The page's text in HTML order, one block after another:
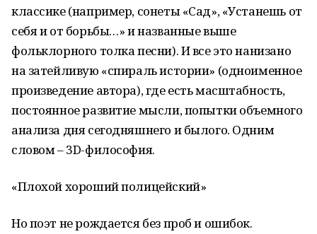
классике (например, сонеты «Сад», «Устанешь от
себя и от борьбы…» и названные выше
фольклорного толка песни). И все это нанизано
на затейливую «спираль истории» (одноименное
произведение автора), где есть масштабность,
постоянное развитие мысли, попытки объемного
анализа дня сегодняшнего и былого. Одним
словом – 3D-философия.
«Плохой хороший полицейский»
Но поэт не рождается без проб и ошибок.